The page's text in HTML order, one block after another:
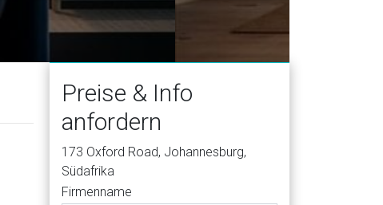
Preise & Info
anfordern
173 Oxford Road, Johannesburg,
Südafrika
Firmenname